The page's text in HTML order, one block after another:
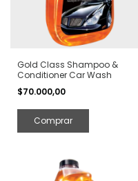
Gold Class Shampoo &
Conditioner Car Wash
$70.000,00